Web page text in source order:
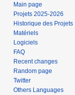
Main page
Projets 2025-2026
Historique des Projets
Matériels
Logiciels
FAQ
Recent changes
Random page
Twitter
Others Languages